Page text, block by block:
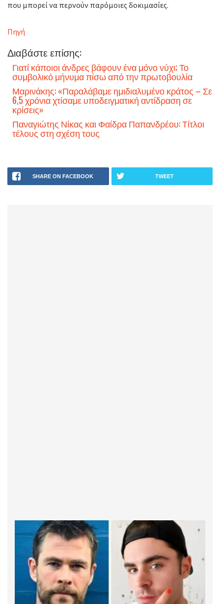
που μπορεί να περνούν παρόμοιες δοκιμασίες.
Πηγή
Διαβάστε επίσης:
Γιατί κάποιοι άνδρες βάφουν ένα μόνο νύχι; Το
συμβολικό μήνυμα πίσω από την πρωτοβουλία
Μαρινάκης: «Παραλάβαμε ημιδιαλυμένο κράτος – Σε
6,5 χρόνια χτίσαμε υποδειγματική αντίδραση σε
κρίσεις»
Παναγιώτης Νίκας και Φαίδρα Παπανδρέου: Τίτλοι
τέλους στη σχέση τους
SHARE ON FACEBOOK TWEET